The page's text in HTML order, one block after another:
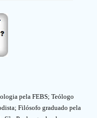
pela FEBS; Teólogo
Filósofo graduado pela